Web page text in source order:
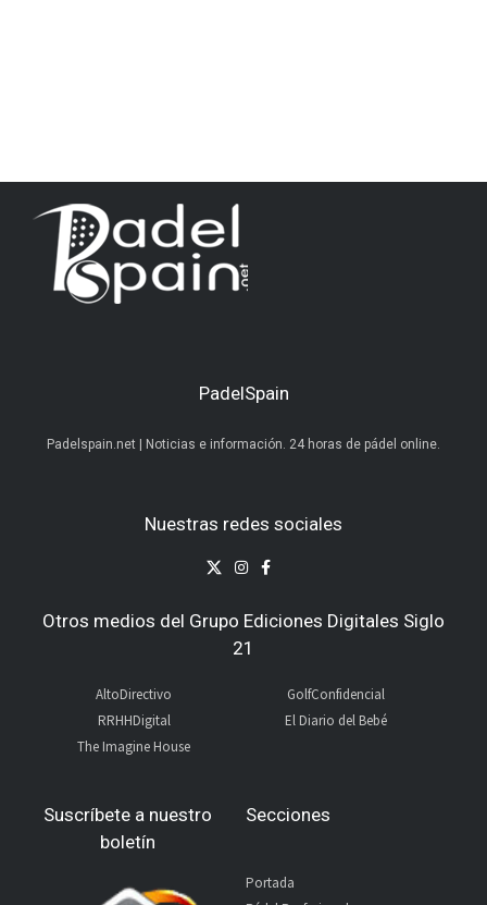
PadelSpain
Padelspain.net | Noticias e información. 24 horas de pádel online.
Nuestras redes sociales
Otros medios del Grupo Ediciones Digitales Siglo
21
AltoDirectivo
RRHHDigital
The Imagine House
GolfConfidencial
El Diario del Bebé
Suscríbete a nuestro
boletín
Secciones
Portada